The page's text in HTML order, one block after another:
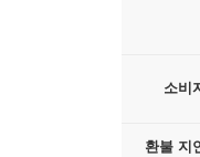
소비
환불 지